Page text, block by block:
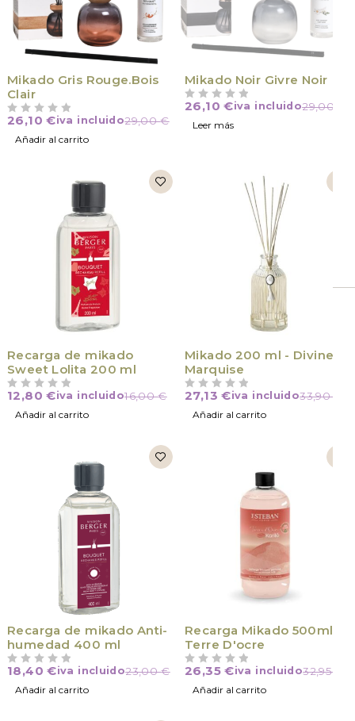
Mikado Gris Rouge.Bois
Clair
29,00€
26,10€iva incluido
Añadir al carrito
VÍCTIMA DE SU ÉXITO
Mikado Noir Givre Noir
29,00
26,10€iva incluido
Leer más
Recarga de mikado
Sweet Lolita 200 ml
16,00€
12,80€iva incluido
Añadir al carrito
-20%
Mikado 200 ml - Divine
Marquise
33,90
27,13€iva incluido
Añadir al carrito
Recarga de mikado Anti-
humedad 400 ml
23,00€
18,40€iva incluido
Añadir al carrito
Recarga Mikado 500ml
Terre D'ocre
32,95
26,35€iva incluido
Añadir al carrito